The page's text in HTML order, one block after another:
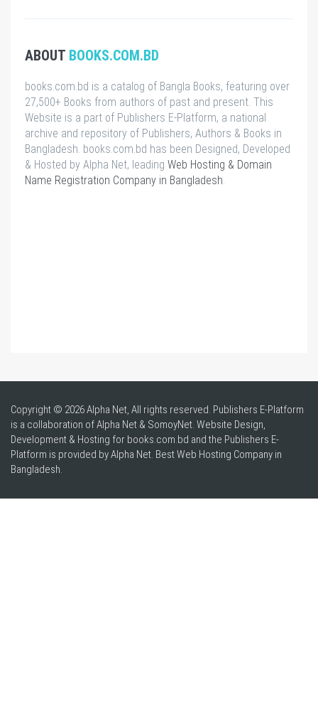
ABOUT BOOKS.COM.BD
books.com.bd is a catalog of Bangla Books, featuring over
27,500+ Books from authors of past and present. This
Website is a part of Publishers E-Platform, a national
archive and repository of Publishers, Authors & Books in
Bangladesh. books.com.bd has been Designed, Developed
& Hosted by Alpha Net, leading Web Hosting & Domain
Name Registration Company in Bangladesh
Copyright © 2026 Alpha Net, All rights reserved. Publishers E-Platform
is a collaboration of Alpha Net & SomoyNet. Website Design,
Development & Hosting for books.com.bd and the Publishers E-
Platform is provided by Alpha Net. BestWeb Hosting Company in
Bangladesh.